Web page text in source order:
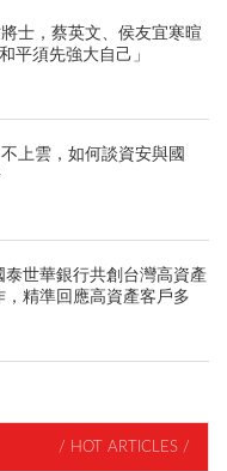
士，蔡英文、侯友宜寒暄
平須先強大自己」
上雲，如何談資安與國
世華銀行共創台灣高資產
精準回應高資產客戶多
/ HOT ARTICLES /